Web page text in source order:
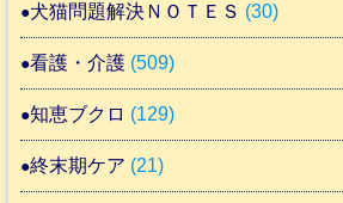
犬猫問題解決ＮＯＴＥＳ (30)
看護・介護 (509)
知恵ブクロ (129)
終末期ケア (21)